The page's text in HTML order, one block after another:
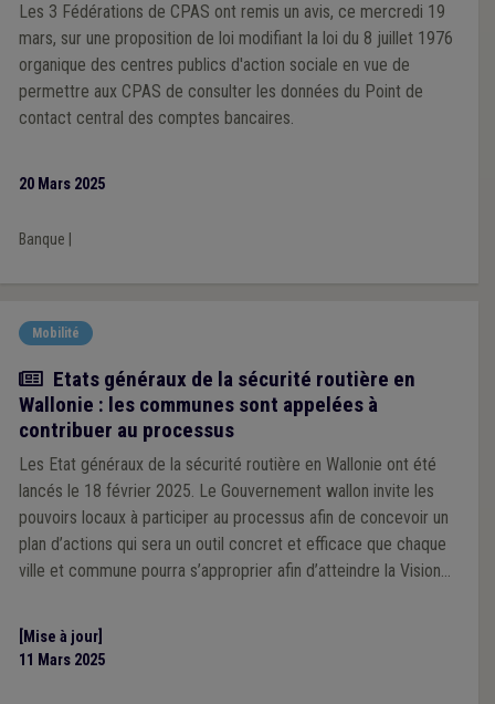
Les 3 Fédérations de CPAS ont remis un avis, ce mercredi 19
mars, sur une proposition de loi modifiant la loi du 8 juillet 1976
organique des centres publics d'action sociale en vue de
permettre aux CPAS de consulter les données du Point de
contact central des comptes bancaires.
20 Mars 2025
Banque
Mobilité
Actualité
Etats généraux de la sécurité routière en
Wallonie : les communes sont appelées à
contribuer au processus
Les Etat généraux de la sécurité routière en Wallonie ont été
lancés le 18 février 2025. Le Gouvernement wallon invite les
pouvoirs locaux à participer au processus afin de concevoir un
plan d’actions qui sera un outil concret et efficace que chaque
ville et commune pourra s’approprier afin d’atteindre la Vision
[Mise à jour]
11 Mars 2025